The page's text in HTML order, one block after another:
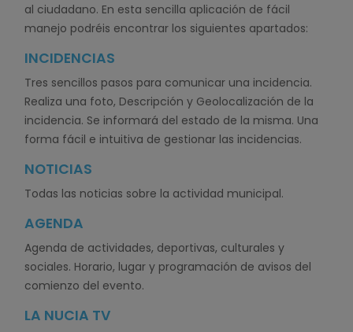
al ciudadano. En esta sencilla aplicación de fácil
manejo podréis encontrar los siguientes apartados:
INCIDENCIAS
Tres sencillos pasos para comunicar una incidencia.
Realiza una foto, Descripción y Geolocalización de la
incidencia. Se informará del estado de la misma. Una
forma fácil e intuitiva de gestionar las incidencias.
NOTICIAS
Todas las noticias sobre la actividad municipal.
AGENDA
Agenda de actividades, deportivas, culturales y
sociales. Horario, lugar y programación de avisos del
comienzo del evento.
LA NUCIA TV